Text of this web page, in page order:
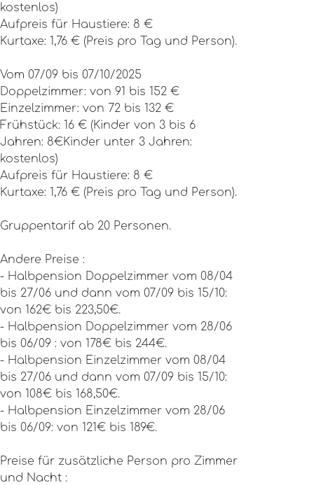
kostenlos)
Aufpreis für Haustiere: 8 €
Kurtaxe: 1,76 € (Preis pro Tag und Person).
Vom 07/09 bis 07/10/2025
Doppelzimmer: von 91 bis 152 €
Einzelzimmer: von 72 bis 132 €
Frühstück: 16 € (Kinder von 3 bis 6
Jahren: 8€Kinder unter 3 Jahren:
kostenlos)
Aufpreis für Haustiere: 8 €
Kurtaxe: 1,76 € (Preis pro Tag und Person).
Gruppentarif ab 20 Personen.
Andere Preise :
- Halbpension Doppelzimmer vom 08/04
bis 27/06 und dann vom 07/09 bis 15/10:
von 162€ bis 223,50€.
- Halbpension Doppelzimmer vom 28/06
bis 06/09 : von 178€ bis 244€.
- Halbpension Einzelzimmer vom 08/04
bis 27/06 und dann vom 07/09 bis 15/10:
von 108€ bis 168,50€.
- Halbpension Einzelzimmer vom 28/06
bis 06/09: von 121€ bis 189€.
Preise für zusätzliche Person pro Zimmer
und Nacht :